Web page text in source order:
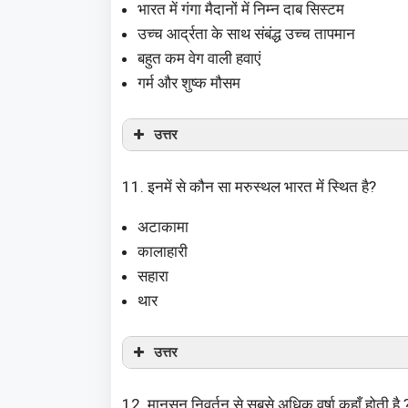
भारत में गंगा मैदानों में निम्न दाब सिस्टम
उच्च आर्द्रता के साथ संबंद्ध उच्च तापमान
बहुत कम वेग वाली हवाएं
गर्म और शुष्क मौसम
उत्तर
11. इनमें से कौन सा मरुस्थल भारत में स्थित है?
अटाकामा
कालाहारी
सहारा
थार
उत्तर
12. मानसून निवर्तन से सबसे अधिक वर्षा कहाँ होती है